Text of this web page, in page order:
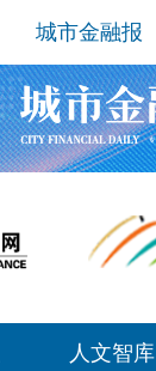
城市金融报
人文智库